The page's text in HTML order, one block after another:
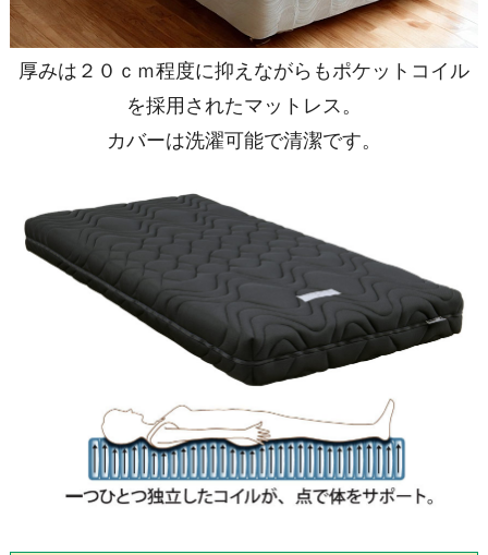
厚みは２０ｃｍ程度に抑えながらもポケットコイル
を採用されたマットレス。
カバーは洗濯可能で清潔です。